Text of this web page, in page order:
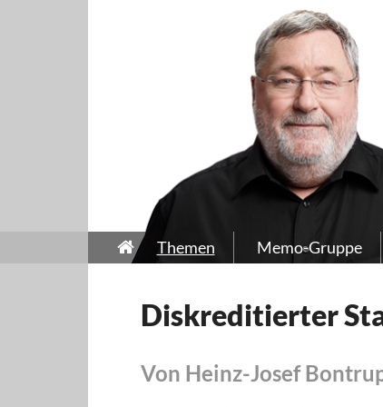
Themen Memo-Gruppe
Diskreditierter
Von Heinz-Josef